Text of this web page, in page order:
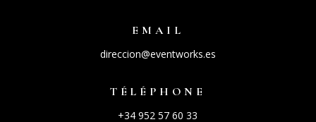
EMAIL
direccion@eventworks.es
TÉLÉPHONE
+34 952 57 60 33